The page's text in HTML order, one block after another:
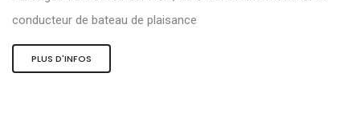
conducteur de bateau de plaisance
PLUS D'INFOS